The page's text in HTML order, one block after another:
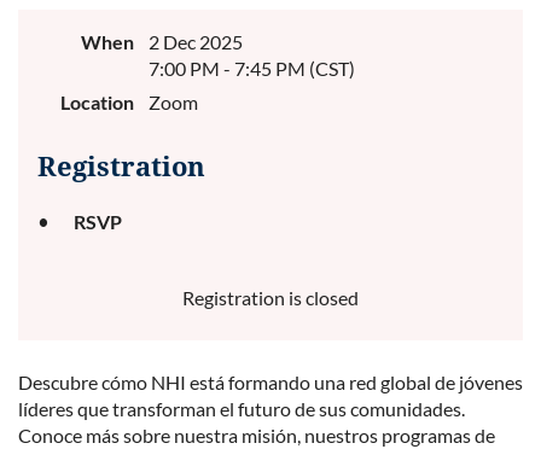
When
2 Dec 2025
7:00 PM - 7:45 PM (CST)
Location
Zoom
Registration
RSVP
Registration is closed
Descubre cómo NHI está formando una red global de jóvenes
líderes que transforman el futuro de sus comunidades.
Conoce más sobre nuestra misión, nuestros programas de